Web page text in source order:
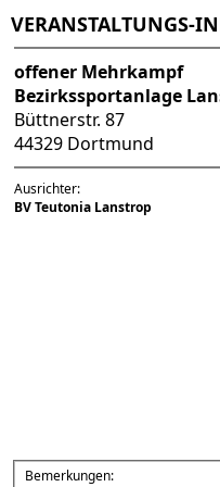
VERANSTALTUNGS-
offener Mehrkampf
Bezirkssportanlage
Büttnerstr. 87
44329 Dortmund
Ausrichter:
BV Teutonia Lanstrop
Bemerkungen: